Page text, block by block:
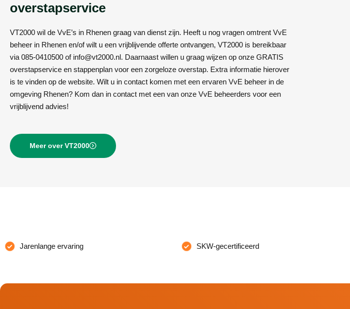
overstapservice
VT2000 wil de VvE’s in Rhenen graag van dienst zijn. Heeft u nog vragen omtrent VvE
beheer in Rhenen en/of wilt u een vrijblijvende offerte ontvangen, VT2000 is bereikbaar
via 085-0410500 of info@vt2000.nl. Daarnaast willen u graag wijzen op onze GRATIS
overstapservice en stappenplan voor een zorgeloze overstap. Extra informatie hierover
is te vinden op de website. Wilt u in contact komen met een ervaren VvE beheer in de
omgeving Rhenen? Kom dan in contact met een van onze VvE beheerders voor een
vrijblijvend advies!
Meer over VT2000
Jarenlange ervaring SKW-gecertificeerd